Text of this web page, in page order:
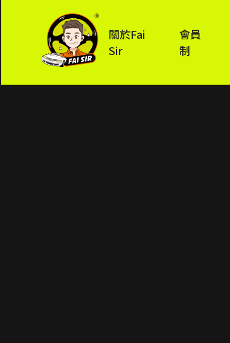
關於Fai
Sir
會員
制